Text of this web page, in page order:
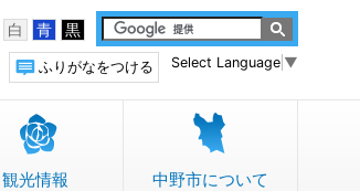
白 青 黒
Select Language ▼
ふりがなをつける
観光情報 中野市について